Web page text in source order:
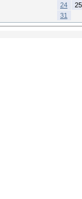
24
25
31